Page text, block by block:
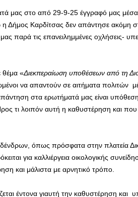
μας στο από 29-9-25 έγγραφό μας μέσα
Δήμος Καρδίτσας δεν απάντησε ακόμη
παρά τις επανειλημμένες οχλήσεις-
«Διεκπεραίωση υποθέσεων από τη
να απαντούν σε αιτήματα
στα ερωτήματά μας είναι
τι λοιπόν αυτή η καθυστέρηση και
όπως πρόσφατα στην πλατεία
για καλλιέργεια οικολογικής
και μάλιστα με αρνητικό τρόπο.
έντονα γιαυτή την καθυστέρηση και